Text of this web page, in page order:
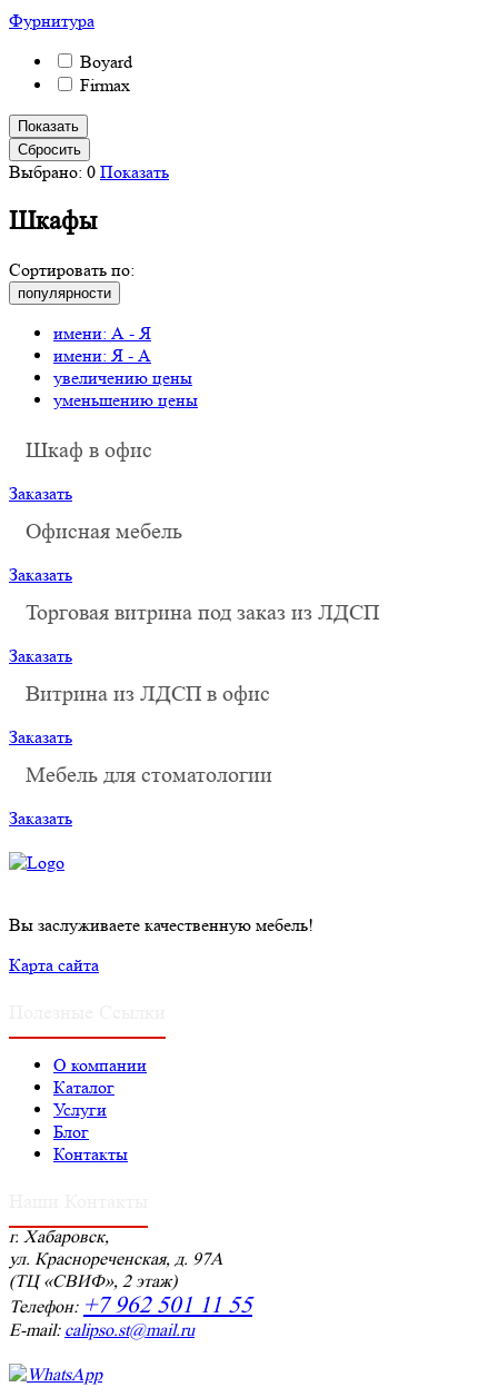
Фурнитура
Boyard
Firmax
Выбрано: 0 Показать
Шкафы
Сортировать по:
популярности
имени: А - Я
имени: Я - А
увеличению цены
уменьшению цены
Шкаф в офис
Заказать
Офисная мебель
Заказать
Торговая витрина под заказ из ЛДСП
Заказать
Витрина из ЛДСП в офис
Заказать
Мебель для стоматологии
Заказать
Вы заслуживаете качественную мебель!
Карта сайта
О компании
Каталог
Услуги
Блог
Контакты
г. Хабаровск,
ул. Краснореченская, д. 97А
(ТЦ «СВИФ», 2 этаж)
Телефон: +7 962 501 11 55
E-mail: calipso.st@mail.ru